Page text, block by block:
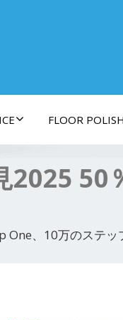
FLOOR
50
、10万のステッ